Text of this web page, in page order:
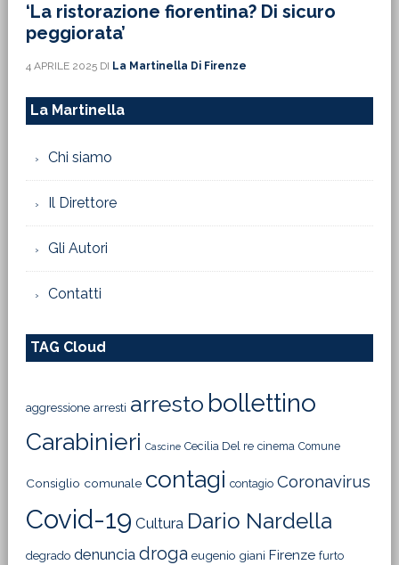
‘La ristorazione fiorentina? Di sicuro
peggiorata’
4 APRILE 2025DI La Martinella Di Firenze
La Martinella
Chi siamo
Il Direttore
Gli Autori
Contatti
TAG Cloud
aggressione arresti arresto bollettino
Carabinieri Cascine Cecilia Del re cinema Comune
Consiglio comunale contagi contagio Coronavirus
Covid-19 Cultura Dario Nardella
degrado denuncia droga eugenio giani Firenze furto